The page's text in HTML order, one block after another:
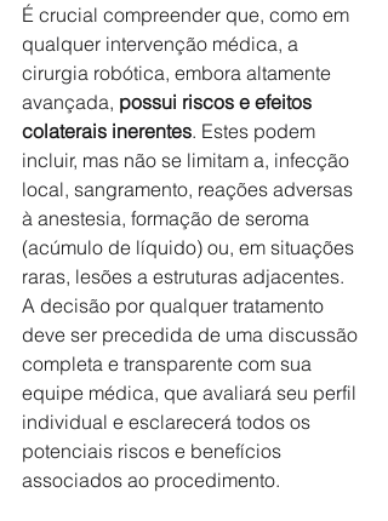
É crucial compreender que, como em
qualquer intervenção médica, a
cirurgia robótica, embora altamente
avançada, possui riscos e efeitos
colaterais inerentes. Estes podem
incluir, mas não se limitam a, infecção
local, sangramento, reações adversas
à anestesia, formação de seroma
(acúmulo de líquido) ou, em situações
raras, lesões a estruturas adjacentes.
A decisão por qualquer tratamento
deve ser precedida de uma discussão
completa e transparente com sua
equipe médica, que avaliará seu perfil
individual e esclarecerá todos os
potenciais riscos e benefícios
associados ao procedimento.